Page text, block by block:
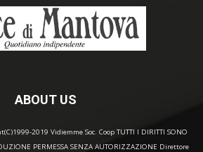
ABOUT US
2019 Vidiemme Soc. Coop TUTTI I DIRITTI SONO
PERMESSA SENZA AUTORIZZAZIONE Direttore